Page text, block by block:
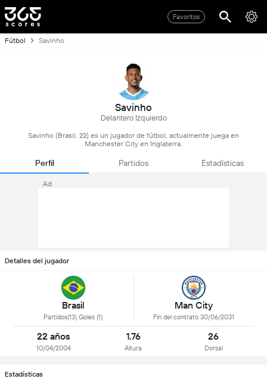
Favoritos
Fútbol Savinho
Savinho
Delantero Izquierdo
Savinho (Brasil, 22) es un jugador de fútbol, actualmente juega en
Manchester City en Inglaterra.
Perfil Partidos Estadísticas
Ad
Detalles del jugador
Brasil
Partidos(13) Goles (1)
Man City
Fin del contrato 30/06/2031
22 años
10/04/2004
1.76
Altura
26
Dorsal
Estadísticas